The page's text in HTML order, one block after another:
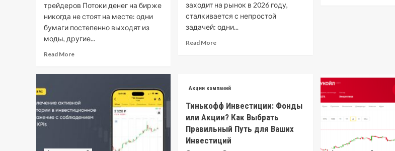
трейдеров Потоки денег на бирже
никогда не стоят на месте: одни
бумаги постепенно выходят из
моды, другие...
Read More
заходит на рынок в 2026 году,
сталкивается с непростой
задачей: одни...
Read More
Акции компаний
Тинькофф Инвестиции: Фонды
или Акции? Как Выбрать
Правильный Путь для Ваших
Инвестиций